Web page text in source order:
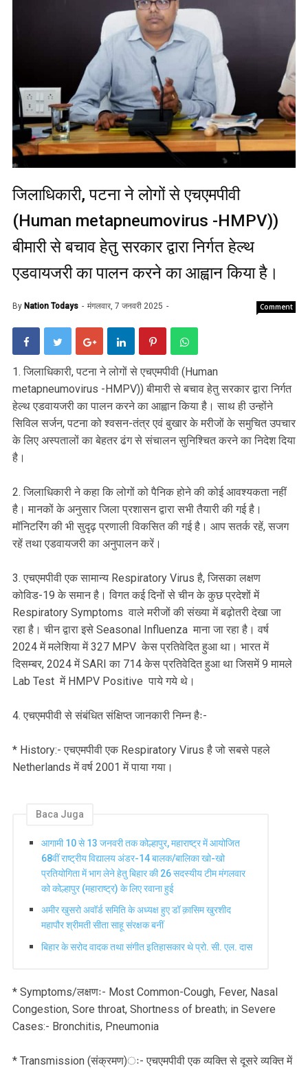
जिलाधिकारी, पटना ने लोगों से एचएमपीवी
(Human metapneumovirus -HMPV))
बीमारी से बचाव हेतु सरकार द्वारा निर्गत हेल्थ
एडवायजरी का पालन करने का आह्वान किया है।
By Nation Todays मंगलवार, 7 जनवरी 2025 Comment
1. जिलाधिकारी, पटना ने लोगों से एचएमपीवी (Human
metapneumovirus -HMPV)) बीमारी से बचाव हेतु सरकार द्वारा निर्गत
हेल्थ एडवायजरी का पालन करने का आह्वान किया है। साथ ही उन्होंने
सिविल सर्जन, पटना को श्वसन-तंत्र एवं बुखार के मरीजों के समुचित उपचार
के लिए अस्पतालों का बेहतर ढंग से संचालन सुनिश्चित करने का निदेश दिया
है।
2. जिलाधिकारी ने कहा कि लोगों को पैनिक होने की कोई आवश्यकता नहीं
है। मानकों के अनुसार जिला प्रशासन द्वारा सभी तैयारी की गई है।
मॉनिटरिंग की भी सुदृढ़ प्रणाली विकसित की गई है। आप सतर्क रहें, सजग
रहें तथा एडवायजरी का अनुपालन करें।
3. एचएमपीवी एक सामान्य Respiratory Virus है, जिसका लक्षण
कोविड-19 के समान है। विगत कई दिनों से चीन के कुछ प्रदेशों में
Respiratory Symptoms वाले मरीजों की संख्या में बढ़ोतरी देखा जा
रहा है। चीन द्वारा इसे Seasonal Influenza माना जा रहा है। वर्ष
2024 में मलेशिया में 327 MPV केस प्रतिवेदित हुआ था। भारत में
दिसम्बर, 2024 में SARI का 714 केस प्रतिवेदित हुआ था जिसमें 9 मामले
Lab Test में HMPV Positive पाये गये थे।
4. एचएमपीवी से संबंधित संक्षिप्त जानकारी निम्न हैः-
* History:- एचएमपीवी एक Respiratory Virus है जो सबसे पहले
Netherlands में वर्ष 2001 में पाया गया।
Baca Juga
आगामी 10 से 13 जनवरी तक कोल्हापुर, महाराष्ट्र में आयोजित
68वीं राष्ट्रीय विद्यालय अंडर-14 बालक/बालिका खो-खो
प्रतियोगिता में भाग लेने हेतु बिहार की 26 सदस्यीय टीम मंगलवार
को कोल्हापुर (महाराष्ट्र) के लिए रवाना हुई
अमीर खुसरो अवॉर्ड समिति के अध्यक्ष हुए डॉ क़ासिम खुरशीद
महापौर श्रीमती सीता साहू संरक्षक बनीं
बिहार के सरोद वादक तथा संगीत इतिहासकार थे प्रो. सी. एल. दास
* Symptoms/लक्षणः- Most Common-Cough, Fever, Nasal
Congestion, Sore throat, Shortness of breath; in Severe
Cases:- Bronchitis, Pneumonia
* Transmission (संक्रमण)ः- एचएमपीवी एक व्यक्ति से दूसरे व्यक्ति में